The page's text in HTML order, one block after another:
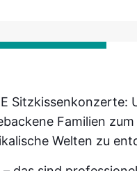
Familien
Welten zu